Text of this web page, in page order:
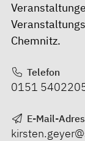
Chemnitz.
Telefon
0151
E-Mail-